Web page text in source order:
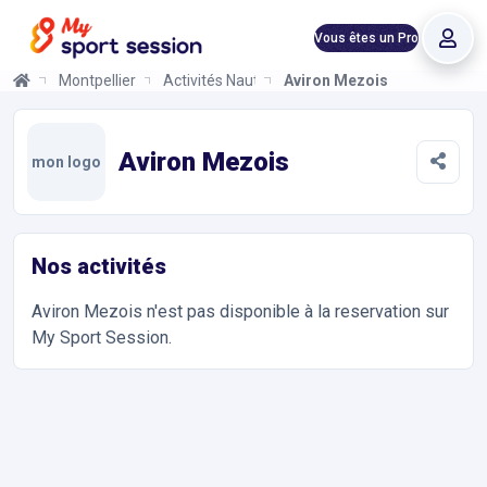
Vous êtes un Pro
Montpellier Activités NautiquesAviron Mezois
mon logo Aviron Mezois
Nos activités
Aviron Mezois n'est pas disponible à la reservation sur
My Sport Session.